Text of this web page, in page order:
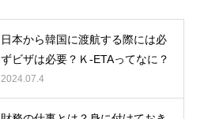
日本から韓国に渡航する際には必
ずビザは必要？Ｋ-ETAってなに？
2024.07.4